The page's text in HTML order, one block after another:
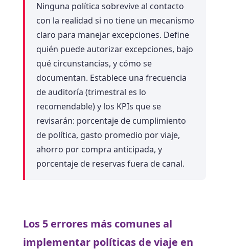
Ninguna política sobrevive al contacto
con la realidad si no tiene un mecanismo
claro para manejar excepciones. Define
quién puede autorizar excepciones, bajo
qué circunstancias, y cómo se
documentan. Establece una frecuencia
de auditoría (trimestral es lo
recomendable) y los KPIs que se
revisarán: porcentaje de cumplimiento
de política, gasto promedio por viaje,
ahorro por compra anticipada, y
porcentaje de reservas fuera de canal.
Los 5 errores más comunes al
implementar políticas de viaje en